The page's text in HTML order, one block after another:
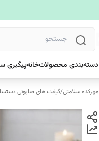
دسته‌بندی محصولاتخانهپیگیری
مهرکده سلامتی/گیفت های صابونی